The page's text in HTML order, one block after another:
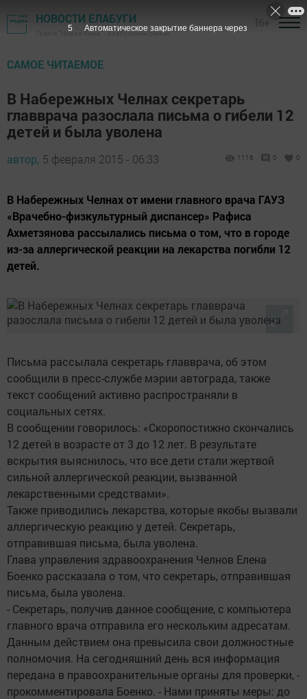
НОВОСТИ ЕЛАБУГИ
Газета "Новая Кама" - Елабужский район
САМОЕ ЧИТАЕМОЕ
В Набережных Челнах секретарь
главврача разослала письма о гибели 12
детей и была уволена
автор, 5 февраля 2015 - 06:33 1116 0 0
В Набережных Челнах от имени главного врача ГАУЗ
«Врачебно-физкультурный диспансер» Рафиса
Ахметзянова рассылались письма о том, что в городе
из-за аллергической реакции на лекарства погибли 12
детей.
Письма рассылала секретарь главврача, об этом
сообщили в пресс-службе мэрии автограда, также
текст сообщений активно распространяли в
социальных сетях.
В сообщении говорилось: «Скоропостижно скончались
12 детей в возрасте от 3 до 12 лет. В результате
вскрытия выяснилось, что все дети стали жертвой
сильной аллергической реакции, вызванной
лекарственными средствами».
Также приводились лекарства, которые якобы вызвали
аллергическую реакцию у детей. Секретарь,
отправившая письма, была уволена.
Глава управления здравоохранения Челнов Елена
Боенко рассказала о том, что секретарь, отправившая
письма, была уволена.
- Секретарь, получив данное сообщение, с компьютера
главного врача отправила его нескольким адресатам.
Данным действием она превысила свои должностные
полномочия. На сегодняшний день вся информация
передана в правоохранительные органы для проверки, -
прокомментировала Боенко. - Нами приняты меры: до
4 Автоматическое закрытие баннера через